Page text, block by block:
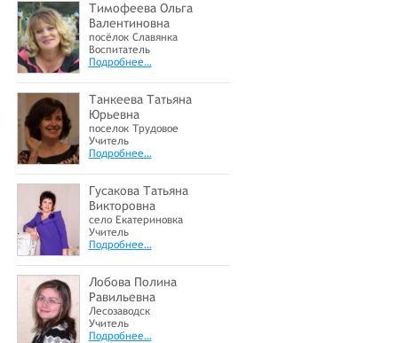
Тимофеева Ольга
Валентиновна
посёлок Славянка
Воспитатель
Подробнее…
Танкеева Татьяна
Юрьевна
поселок Трудовое
Учитель
Подробнее…
Гусакова Татьяна
Викторовна
село Екатериновка
Учитель
Подробнее…
Лобова Полина
Равильевна
Лесозаводск
Учитель
Подробнее…